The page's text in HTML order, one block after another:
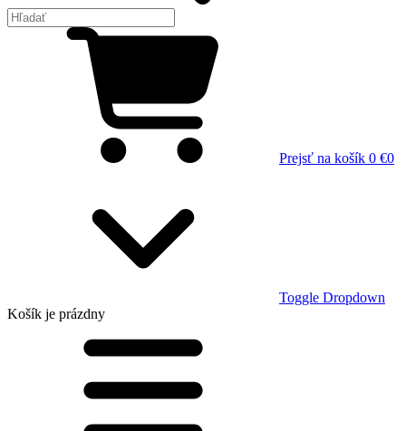
Prejsť na košík 0 €0
Toggle Dropdown
Košík je prázdny